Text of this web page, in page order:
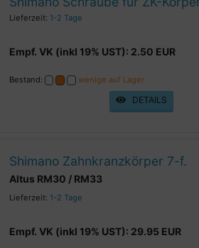
Lieferzeit: 1-2 Tage
Empf. VK (inkl 19% UST): 2.50 EUR
Bestand: wenige auf Lager
DETAILS
Shimano Zahnkranzkörper 7-f.
Altus RM30 / RM33
Lieferzeit: 1-2 Tage
Empf. VK (inkl 19% UST): 29.95 EUR